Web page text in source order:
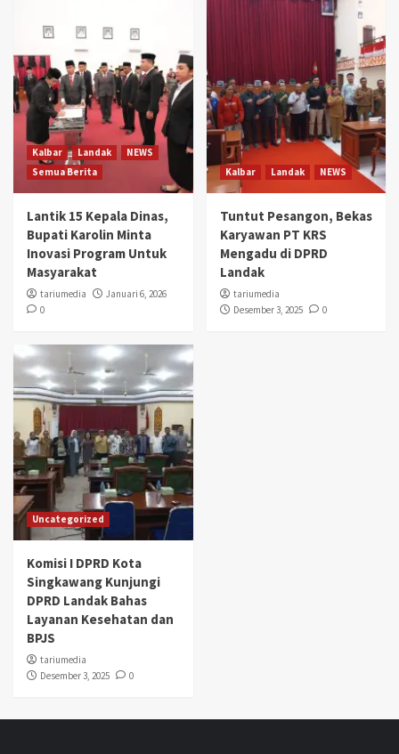
Kalbar Landak
NEWS
Semua Berita
Lantik 15 Kepala Dinas,
Bupati Karolin Minta
Inovasi Program Untuk
Masyarakat
tariumedia
Januari 6, 2026
0
Kalbar Landak NEWS
Tuntut Pesangon, Bekas
Karyawan PT KRS
Mengadu di DPRD
Landak
tariumedia
Desember 3, 2025
0
Uncategorized
Komisi I DPRD Kota
Singkawang Kunjungi
DPRD Landak Bahas
Layanan Kesehatan dan
BPJS
tariumedia
Desember 3, 2025
0